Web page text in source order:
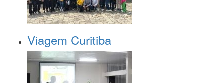
Viagem Curitiba